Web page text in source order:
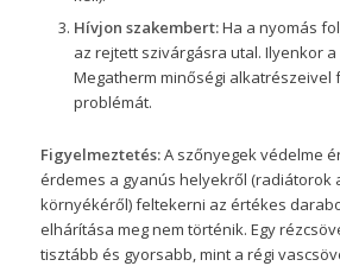
Hívjon szakembert:Ha a nyomás
az rejtett szivárgásra utal. Ilyenkor
Megatherm minőségi alkatrészeivel
problémát.
Figyelmeztetés:A szőnyegek védelme
érdemes a gyanús helyekről (radiátorok
környékéről) feltekerni az értékes
elhárítása meg nem történik. Egy
tisztább és gyorsabb, mint a régi